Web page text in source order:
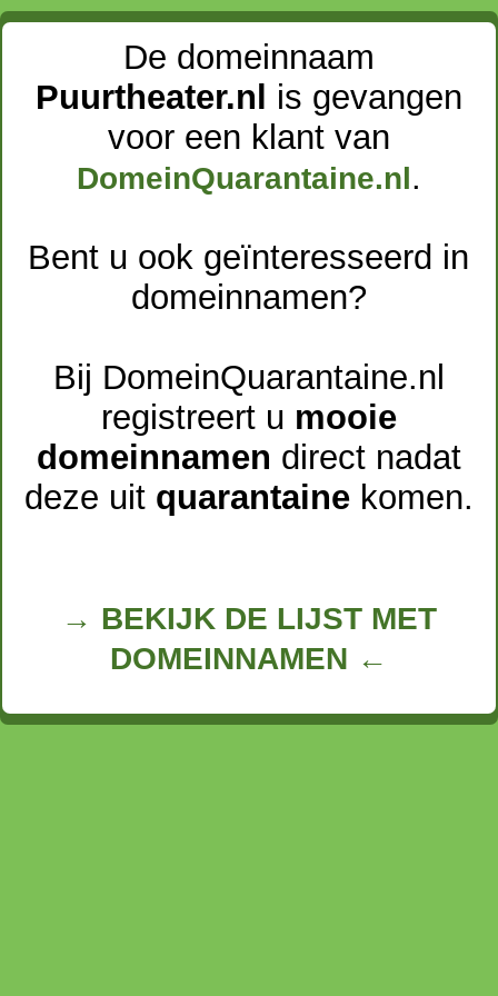
De domeinnaam
Puurtheater.nl
is gevangen
voor een klant van
DomeinQuarantaine.nl .
Bent u ook geïnteresseerd in
domeinnamen?
Bij DomeinQuarantaine.nl
registreert u mooie
domeinnamen direct nadat
deze uit quarantainekomen.
→ BEKIJK DE LIJST MET
DOMEINNAMEN ←